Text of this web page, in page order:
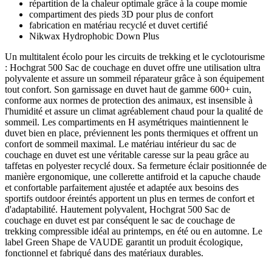
répartition de la chaleur optimale grâce à la coupe momie
compartiment des pieds 3D pour plus de confort
fabrication en matériau recyclé et duvet certifié
Nikwax Hydrophobic Down Plus
Un multitalent écolo pour les circuits de trekking et le cyclotourisme
: Hochgrat 500 Sac de couchage en duvet offre une utilisation ultra
polyvalente et assure un sommeil réparateur grâce à son équipement
tout confort. Son garnissage en duvet haut de gamme 600+ cuin,
conforme aux normes de protection des animaux, est insensible à
l'humidité et assure un climat agréablement chaud pour la qualité de
sommeil. Les compartiments en H asymétriques maintiennent le
duvet bien en place, préviennent les ponts thermiques et offrent un
confort de sommeil maximal. Le matériau intérieur du sac de
couchage en duvet est une véritable caresse sur la peau grâce au
taffetas en polyester recyclé doux. Sa fermeture éclair positionnée de
manière ergonomique, une collerette antifroid et la capuche chaude
et confortable parfaitement ajustée et adaptée aux besoins des
sportifs outdoor éreintés apportent un plus en termes de confort et
d'adaptabilité. Hautement polyvalent, Hochgrat 500 Sac de
couchage en duvet est par conséquent le sac de couchage de
trekking compressible idéal au printemps, en été ou en automne. Le
label Green Shape de VAUDE garantit un produit écologique,
fonctionnel et fabriqué dans des matériaux durables.